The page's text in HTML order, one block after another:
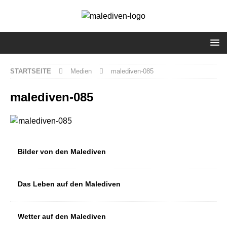
STARTSEITE Medien malediven-085
malediven-085
Bilder von den Malediven
Das Leben auf den Malediven
Wetter auf den Malediven